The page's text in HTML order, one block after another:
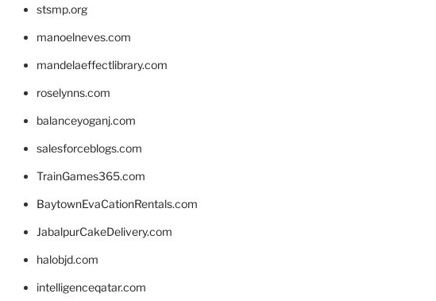
stsmp.org
manoelneves.com
mandelaeffectlibrary.com
roselynns.com
balanceyoganj.com
salesforceblogs.com
TrainGames365.com
BaytownEvaCationRentals.com
JabalpurCakeDelivery.com
halobjd.com
intelligenceqatar.com